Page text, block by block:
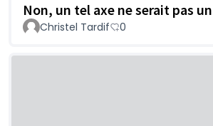
Non, un tel axe ne serait pas
Christel Tardif 0